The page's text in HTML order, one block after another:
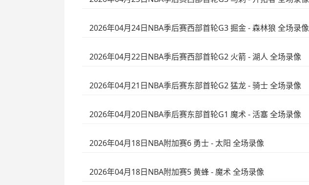
2026年04月24日NBA季后赛西部首轮G3 掘金 - 森林狼 全场录像
2026年04月22日NBA季后赛西部首轮G2 火箭 - 湖人 全场录像
2026年04月21日NBA季后赛东部首轮G2 猛龙 - 骑士 全场录像
2026年04月20日NBA季后赛东部首轮G1 魔术 - 活塞 全场录像
2026年04月18日NBA附加赛6 勇士 - 太阳 全场录像
2026年04月18日NBA附加赛5 黄蜂 - 魔术 全场录像